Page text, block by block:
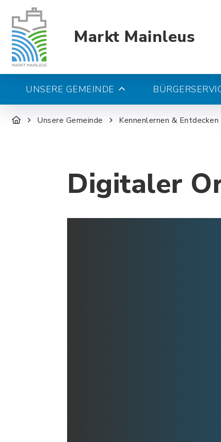
Markt Mainleus
UNSERE GEMEINDE
Unsere Gemeinde Kennenlernen & Entdecken
Digitaler